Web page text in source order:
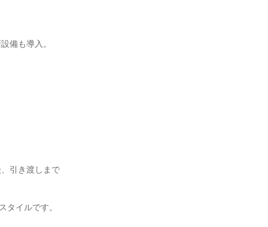
備も導入。
引き渡しまで
タイルです。